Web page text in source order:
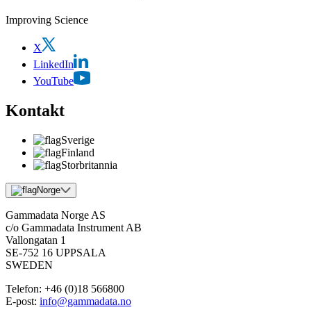
Improving Science
X
LinkedIn
YouTube
Kontakt
Sverige
Finland
Storbritannia
Norge
Gammadata Norge AS
c/o Gammadata Instrument AB
Vallongatan 1
SE-752 16 UPPSALA
SWEDEN
Telefon: +46 (0)18 566800
E-post: info@gammadata.no